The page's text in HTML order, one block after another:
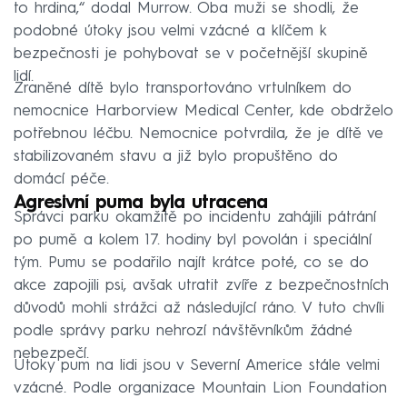
to hrdina,“ dodal Murrow. Oba muži se shodli, že
podobné útoky jsou velmi vzácné a klíčem k
bezpečnosti je pohybovat se v početnější skupině
lidí.
Zraněné dítě bylo transportováno vrtulníkem do
nemocnice Harborview Medical Center, kde obdrželo
potřebnou léčbu. Nemocnice potvrdila, že je dítě ve
stabilizovaném stavu a již bylo propuštěno do
domácí péče.
Agresivní puma byla utracena
Správci parku okamžitě po incidentu zahájili pátrání
po pumě a kolem 17. hodiny byl povolán i speciální
tým. Pumu se podařilo najít krátce poté, co se do
akce zapojili psi, avšak utratit zvíře z bezpečnostních
důvodů mohli strážci až následující ráno. V tuto chvíli
podle správy parku nehrozí návštěvníkům žádné
nebezpečí.
Útoky pum na lidi jsou v Severní Americe stále velmi
vzácné. Podle organizace Mountain Lion Foundation